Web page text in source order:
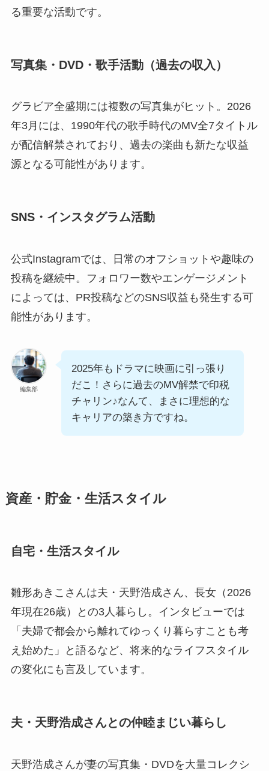
る重要な活動です。
写真集・DVD・歌手活動（過去の収入）
グラビア全盛期には複数の写真集がヒット。2026
年3月には、1990年代の歌手時代のMV全7タイトル
が配信解禁されており、過去の楽曲も新たな収益
源となる可能性があります。
SNS・インスタグラム活動
公式Instagramでは、日常のオフショットや趣味の
投稿を継続中。フォロワー数やエンゲージメント
によっては、PR投稿などのSNS収益も発生する可
能性があります。
編集部
2025年もドラマに映画に引っ張り
だこ！さらに過去のMV解禁で印税
チャリン♪なんて、まさに理想的な
キャリアの築き方ですね。
資産・貯金・生活スタイル
自宅・生活スタイル
雛形あきこさんは夫・天野浩成さん、長女（2026
年現在26歳）との3人暮らし。インタビューでは
「夫婦で都会から離れてゆっくり暮らすことも考
え始めた」と語るなど、将来的なライフスタイル
の変化にも言及しています。
夫・天野浩成さんとの仲睦まじい暮らし
天野浩成さんが妻の写真集・DVDを大量コレクシ